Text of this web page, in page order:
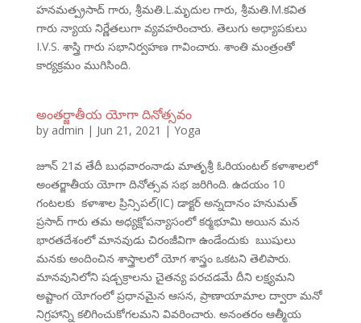
హనమత్ప్రసాద్ గారు, శ్రీమతి.L.మృదుల గారు, శ్రీమతి.M.కవిత
గారు న్యాయ నిర్ణేతలుగా వ్యవహరించారు. తెలుగు అధ్యాపకులు
I.V.S. శాస్త్రి గారు సభానిర్వహణ గావించారు. శాంతి మంత్రంతో
కార్యక్రమం ముగిసింది.
అంతర్జాతీయ యోగా దినోత్సవం
by admin | Jun 21, 2021 | Yoga
జూన్ 21వ తేదీ బుధవారంనాడు మాతృశ్రీ ఓరియంటల్ కళాశాలలో
అంతర్జాతీయ యోగా దినోత్సవ సభ జరిగింది. ఉదయం 10
గంటలకు కళాశాల ప్రిన్సిపల్(IC) డాక్టర్ అన్నదానం హనుమత్
ప్రసాద్ గారు తమ అధ్యక్షోపన్యాసంలో కర్మభూమి అయిన మన
భారతదేశంలో మానవుడు చిరంజీవిగా ఉండేందుకు ఋషులు
మనకు అందించిన శాస్త్రాలలో యోగ శాస్త్రం ఒకటని తెలిపారు.
మానవునిలోని షడ్చక్రాలను చైతన్య పరచడమే దీని లక్ష్యమని
అష్టాంగ యోగంలో ప్రధానమైన ఆసన, ప్రాణాయామాల ద్వారా మనో
నిగ్రహాన్ని కలిగించుకోగలమని వివరించారు. అనంతరం ఆత్మీయ